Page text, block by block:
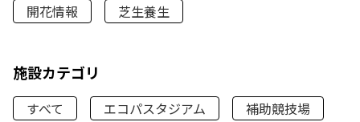
開花情報
芝生養生
施設カテゴリ
すべて エコパスタジアム
補助競技場